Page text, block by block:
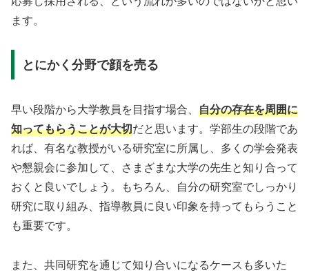
ます。
とにかく分野で顔を売る
早い段階から大学教員を目指す場合、 自分の存在を周囲に
知ってもらうことが大切だと思います。学部生の段階であ
れば、有名な教授がいる研究室に所属し、多くの学会発表
や懇親会に参加して、さまざまな大学の先生と知り合って
おくと良いでしょう。もちろん、自分の研究室でしっかり
研究に取り組み、指導教員に良い印象を持ってもらうこと
も重要です。
また、共同研究を通じて知り合いになるケースも多いた